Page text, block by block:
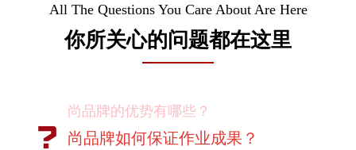
All The Questions You Care About Are Here
你所关心的问题都在这里
尚品牌如何保证作业成果？
你们对客户有选择吗？